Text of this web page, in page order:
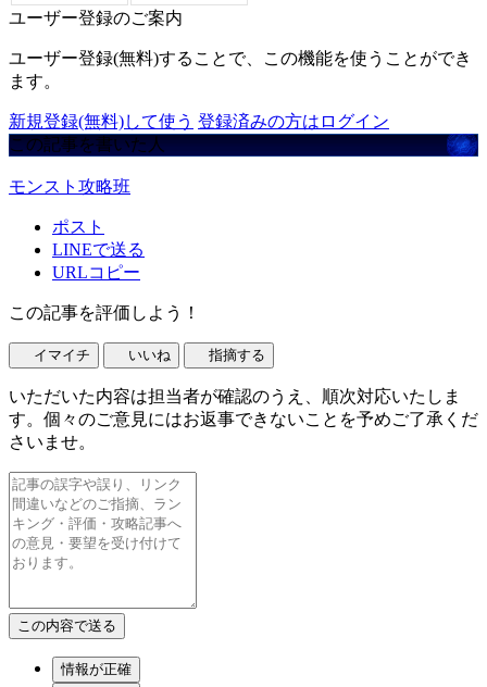
ユーザー登録のご案内
ユーザー登録(無料)することで、この機能を使うことができ
ます。
新規登録(無料)して使う 登録済みの方はログイン
この記事を書いた人
モンスト攻略班
ポスト
LINEで送る
URLコピー
この記事を評価しよう！
イマイチ いいね 指摘する
いただいた内容は担当者が確認のうえ、順次対応いたしま
す。個々のご意見にはお返事できないことを予めご了承くだ
さいませ。
情報が正確